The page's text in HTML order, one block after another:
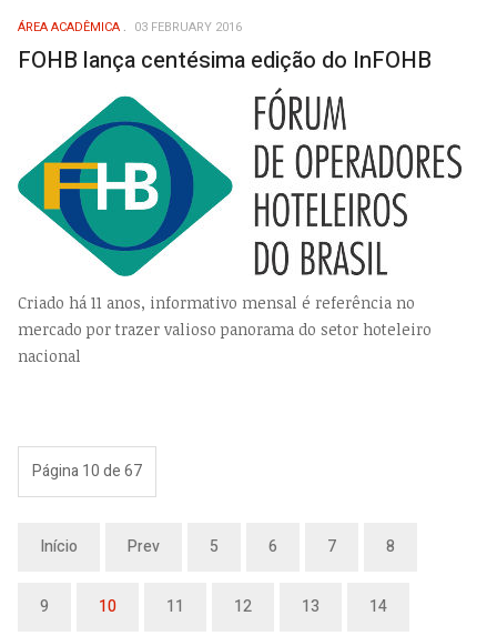
ÁREA ACADÊMICA 03 FEBRUARY 2016
FOHB lança centésima edição do InFOHB
Criado há 11 anos, informativo mensal é referência no
mercado por trazer valioso panorama do setor hoteleiro
nacional
Página 10 de 67
Início Prev 5 6 7 8
9 10 11 12 13 14